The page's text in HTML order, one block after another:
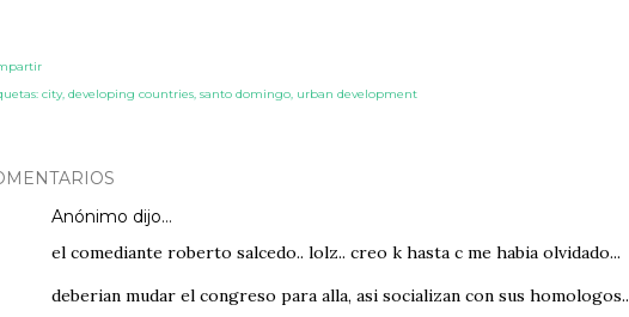
city developing countries santo domingo urban development
Anónimo dijo…
el comediante roberto salcedo.. lolz.. creo k hasta c me habia olvidado...
deberian mudar el congreso para alla, asi socializan con sus homologos..